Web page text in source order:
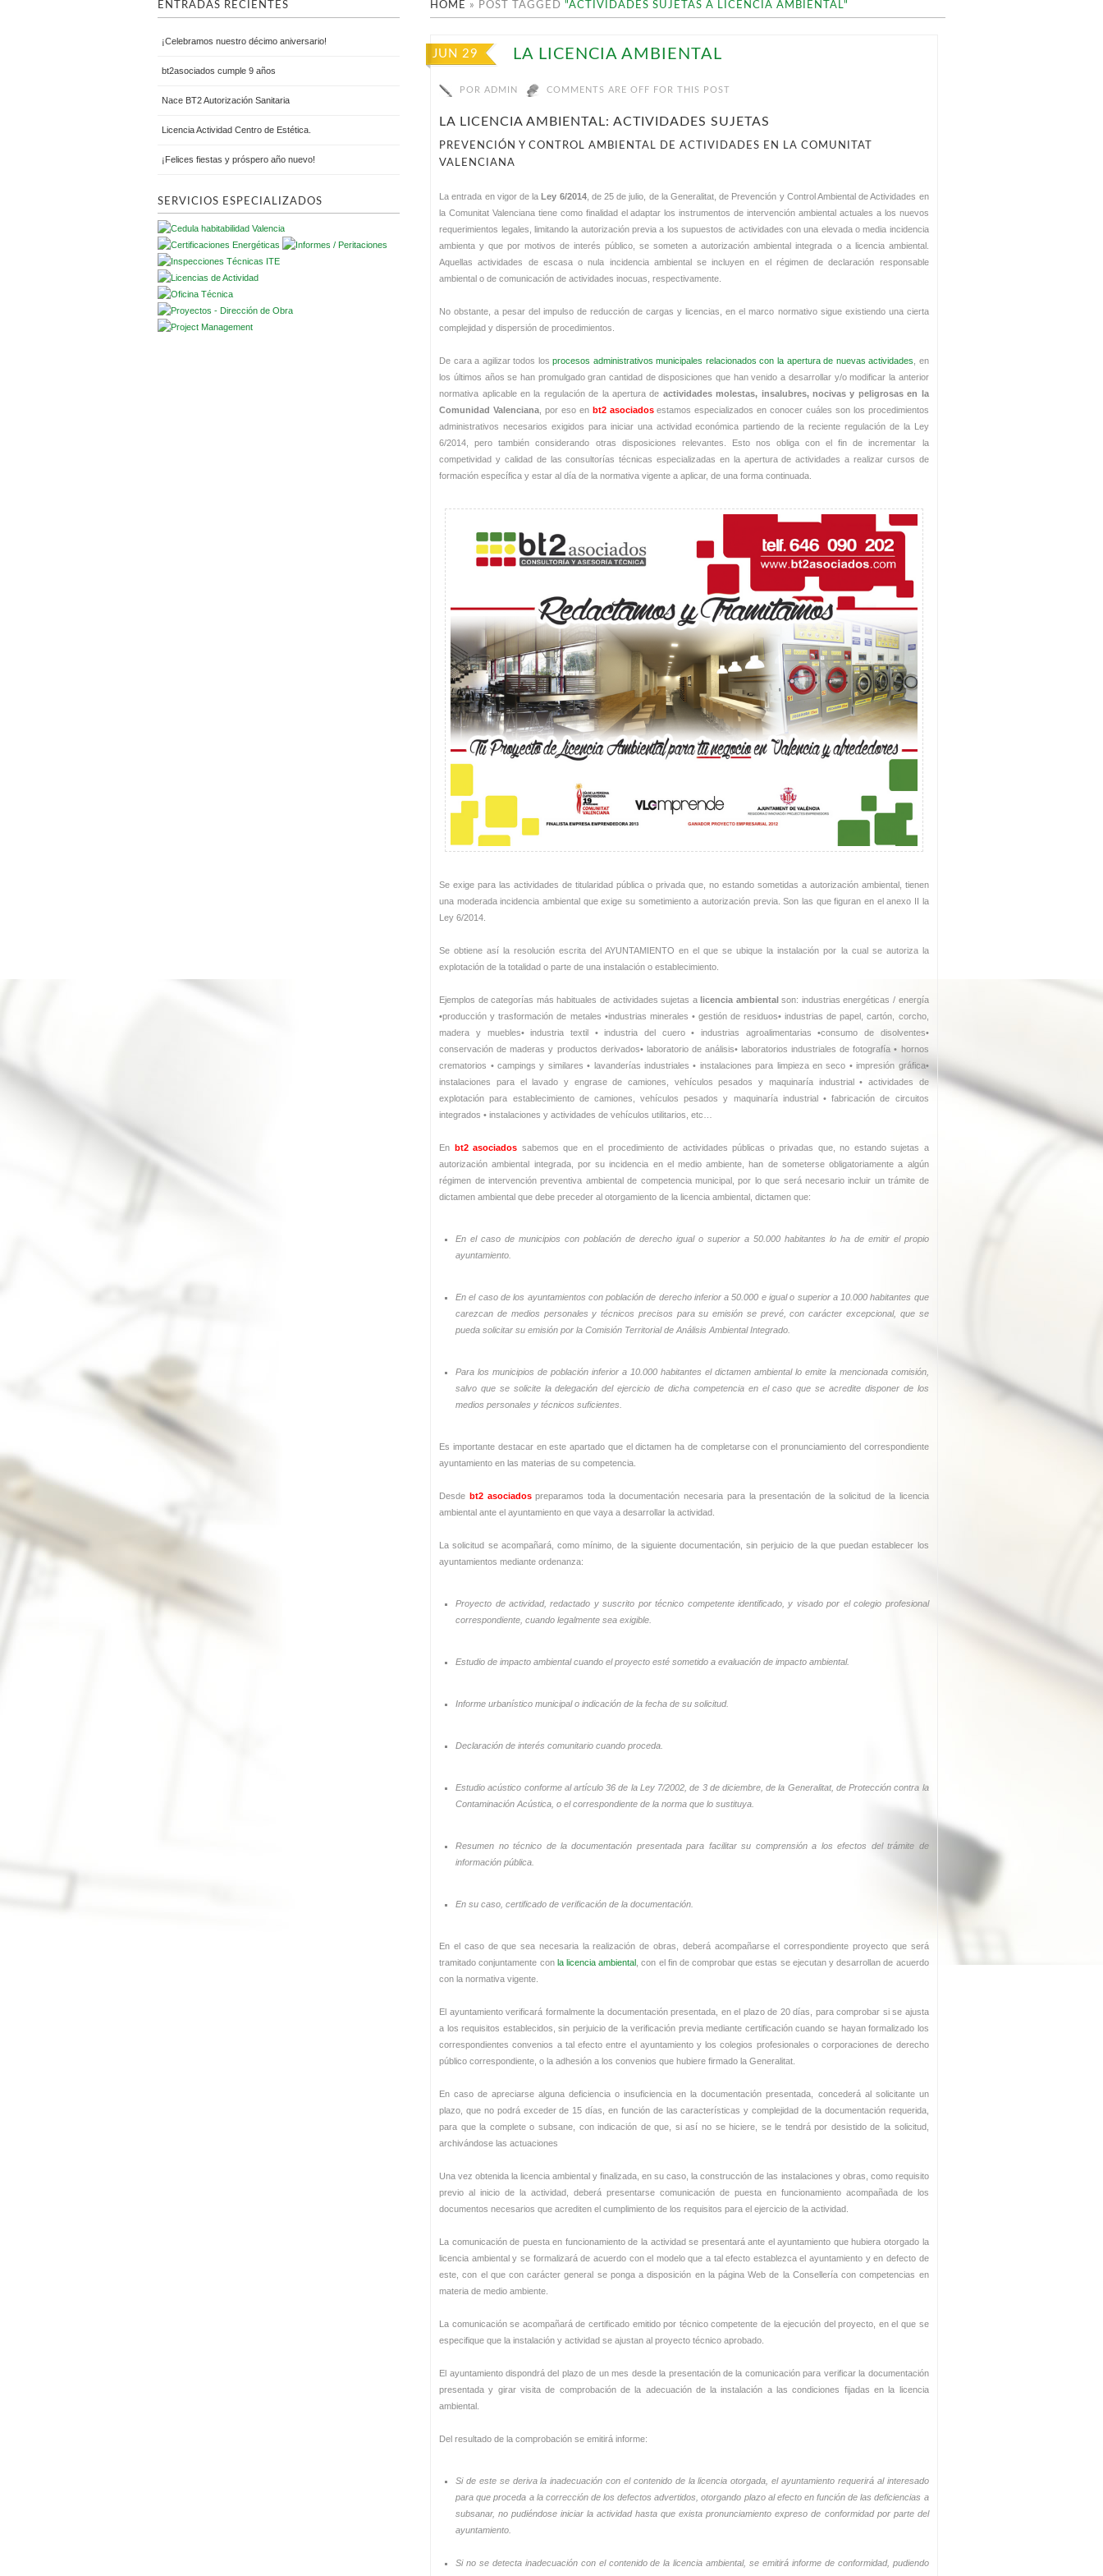
HOME » POST TAGGED"ACTIVIDADES SUJETAS A LICENCIA AMBIENTAL"
JUN 29 LA LICENCIA AMBIENTAL
PORADMIN COMMENTS ARE OFF FOR THIS POST
LA LICENCIA AMBIENTAL: ACTIVIDADES SUJETAS
PREVENCIÓN Y CONTROL AMBIENTAL DE ACTIVIDADES EN LA COMUNITAT
VALENCIANA
La entrada en vigor de laLey 6/2014, de 25 de julio, de la Generalitat, de Prevención y Control Ambiental de Actividades en
la Comunitat Valenciana tiene como finalidad el adaptar los instrumentos de intervención ambiental actuales a los nuevos
requerimientos legales, limitando la autorización previa a los supuestos de actividades con una elevada o media incidencia
ambienta y que por motivos de interés público, se someten a autorización ambiental integrada o a licencia ambiental.
Aquellas actividades de escasa o nula incidencia ambiental se incluyen en el régimen de declaración responsable
ambiental o de comunicación de actividades inocuas, respectivamente.
No obstante, a pesar del impulso de reducción de cargas y licencias, en el marco normativo sigue existiendo una cierta
complejidad y dispersión de procedimientos.
De cara a agilizar todos losprocesos administrativos municipales relacionados con la apertura de nuevas actividades , en
los últimos años se han promulgado gran cantidad de disposiciones que han venido a desarrollar y/o modificar la anterior
normativa aplicable en la regulación de la apertura de actividades molestas, insalubres, nocivas y peligrosas en la
Comunidad Valenciana , por eso en bt2 asociadosestamos especializados en conocer cuáles son los procedimientos
administrativos necesarios exigidos para iniciar una actividad económica partiendo de la reciente regulación de la Ley
6/2014, pero también considerando otras disposiciones relevantes. Esto nos obliga con el fin de incrementar la
competividad y calidad de las consultorías técnicas especializadas en la apertura de actividades a realizar cursos de
formación específica y estar al día de la normativa vigente a aplicar, de una forma continuada.
Se exige para las actividades de titularidad pública o privada que, no estando sometidas a autorización ambiental, tienen
una moderada incidencia ambiental que exige su sometimiento a autorización previa. Son las que figuran en el anexo II la
Ley 6/2014.
Se obtiene así la resolución escrita del AYUNTAMIENTO en el que se ubique la instalación por la cual se autoriza la
explotación de la totalidad o parte de una instalación o establecimiento.
Ejemplos de categorías más habituales de actividades sujetas alicencia ambientalson: industrias energéticas / energía
•producción y trasformación de metales •industrias minerales • gestión de residuos• industrias de papel, cartón, corcho,
madera y muebles• industria textil • industria del cuero • industrias agroalimentarias •consumo de disolventes•
conservación de maderas y productos derivados• laboratorio de análisis• laboratorios industriales de fotografía • hornos
crematorios • campings y similares • lavanderías industriales • instalaciones para limpieza en seco • impresión gráfica•
instalaciones para el lavado y engrase de camiones, vehículos pesados y maquinaría industrial • actividades de
explotación para establecimiento de camiones, vehículos pesados y maquinaría industrial • fabricación de circuitos
integrados • instalaciones y actividades de vehículos utilitarios, etc…
En bt2 asociados sabemos que en el procedimiento de actividades públicas o privadas que, no estando sujetas a
autorización ambiental integrada, por su incidencia en el medio ambiente, han de someterse obligatoriamente a algún
régimen de intervención preventiva ambiental de competencia municipal, por lo que será necesario incluir un trámite de
dictamen ambiental que debe preceder al otorgamiento de la licencia ambiental, dictamen que:
En el caso de municipios con población de derecho igual o superior a 50.000 habitantes lo ha de emitir el propio
ayuntamiento.
En el caso de los ayuntamientos con población de derecho inferior a 50.000 e igual o superior a 10.000 habitantes que
carezcan de medios personales y técnicos precisos para su emisión se prevé, con carácter excepcional, que se
pueda solicitar su emisión por la Comisión Territorial de Análisis Ambiental Integrado.
Para los municipios de población inferior a 10.000 habitantes el dictamen ambiental lo emite la mencionada comisión,
salvo que se solicite la delegación del ejercicio de dicha competencia en el caso que se acredite disponer de los
medios personales y técnicos suficientes.
Es importante destacar en este apartado que el dictamen ha de completarse con el pronunciamiento del correspondiente
ayuntamiento en las materias de su competencia.
Desde bt2 asociadospreparamos toda la documentación necesaria para la presentación de la solicitud de la licencia
ambiental ante el ayuntamiento en que vaya a desarrollar la actividad.
La solicitud se acompañará, como mínimo, de la siguiente documentación, sin perjuicio de la que puedan establecer los
ayuntamientos mediante ordenanza:
Proyecto de actividad, redactado y suscrito por técnico competente identificado, y visado por el colegio profesional
correspondiente, cuando legalmente sea exigible.
Estudio de impacto ambiental cuando el proyecto esté sometido a evaluación de impacto ambiental.
Informe urbanístico municipal o indicación de la fecha de su solicitud.
Declaración de interés comunitario cuando proceda.
Estudio acústico conforme al artículo 36 de la Ley 7/2002, de 3 de diciembre, de la Generalitat, de Protección contra la
Contaminación Acústica, o el correspondiente de la norma que lo sustituya.
Resumen no técnico de la documentación presentada para facilitar su comprensión a los efectos del trámite de
información pública.
En su caso, certificado de verificación de la documentación.
En el caso de que sea necesaria la realización de obras, deberá acompañarse el correspondiente proyecto que será
tramitado conjuntamente con la licencia ambiental , con el fin de comprobar que estas se ejecutan y desarrollan de acuerdo
con la normativa vigente.
El ayuntamiento verificará formalmente la documentación presentada, en el plazo de 20 días, para comprobar si se ajusta
a los requisitos establecidos, sin perjuicio de la verificación previa mediante certificación cuando se hayan formalizado los
correspondientes convenios a tal efecto entre el ayuntamiento y los colegios profesionales o corporaciones de derecho
público correspondiente, o la adhesión a los convenios que hubiere firmado la Generalitat.
En caso de apreciarse alguna deficiencia o insuficiencia en la documentación presentada, concederá al solicitante un
plazo, que no podrá exceder de 15 días, en función de las características y complejidad de la documentación requerida,
para que la complete o subsane, con indicación de que, si así no se hiciere, se le tendrá por desistido de la solicitud,
archivándose las actuaciones
Una vez obtenida la licencia ambiental y finalizada, en su caso, la construcción de las instalaciones y obras, como requisito
previo al inicio de la actividad, deberá presentarse comunicación de puesta en funcionamiento acompañada de los
documentos necesarios que acrediten el cumplimiento de los requisitos para el ejercicio de la actividad.
La comunicación de puesta en funcionamiento de la actividad se presentará ante el ayuntamiento que hubiera otorgado la
licencia ambiental y se formalizará de acuerdo con el modelo que a tal efecto establezca el ayuntamiento y en defecto de
este, con el que con carácter general se ponga a disposición en la página Web de la Consellería con competencias en
materia de medio ambiente.
La comunicación se acompañará de certificado emitido por técnico competente de la ejecución del proyecto, en el que se
especifique que la instalación y actividad se ajustan al proyecto técnico aprobado.
El ayuntamiento dispondrá del plazo de un mes desde la presentación de la comunicación para verificar la documentación
presentada y girar visita de comprobación de la adecuación de la instalación a las condiciones fijadas en la licencia
ambiental.
Del resultado de la comprobación se emitirá informe:
Si de este se deriva la inadecuación con el contenido de la licencia otorgada, el ayuntamiento requerirá al interesado
para que proceda a la corrección de los defectos advertidos, otorgando plazo al efecto en función de las deficiencias a
subsanar, no pudiéndose iniciar la actividad hasta que exista pronunciamiento expreso de conformidad por parte del
ayuntamiento.
Si no se detecta inadecuación con el contenido de la licencia ambiental, se emitirá informe de conformidad, pudiendo
ENTRADAS RECIENTES
¡Celebramos nuestro décimo aniversario!
bt2asociados cumple 9 años
Nace BT2 Autorización Sanitaria
Licencia Actividad Centro de Estética.
¡Felices fiestas y próspero año nuevo!
SERVICIOS ESPECIALIZADOS